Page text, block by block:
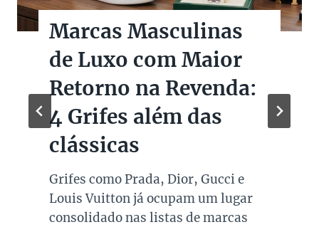
Marcas Masculinas
de Luxo com Maior
Retorno na Revenda:
4 Grifes além das
clássicas
Grifes como Prada, Dior, Gucci e
Louis Vuitton já ocupam um lugar
consolidado nas listas de marcas